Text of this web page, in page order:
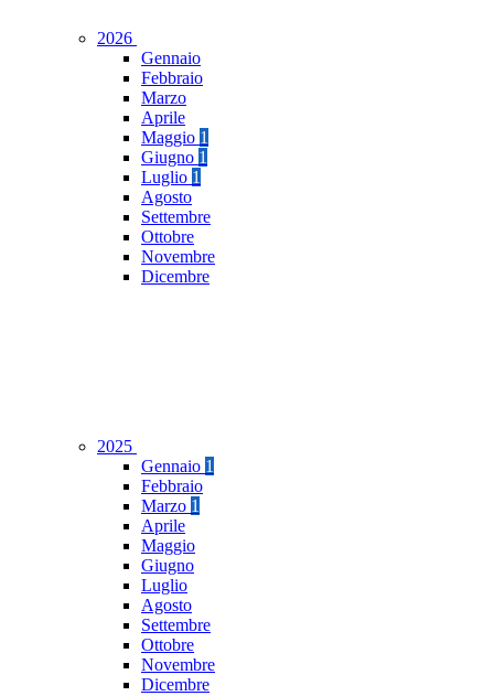
2026
Gennaio
Febbraio
Marzo
Aprile
Maggio 1
Giugno 1
Luglio 1
Agosto
Settembre
Ottobre
Novembre
Dicembre
2025
Gennaio 1
Febbraio
Marzo 1
Aprile
Maggio
Giugno
Luglio
Agosto
Settembre
Ottobre
Novembre
Dicembre